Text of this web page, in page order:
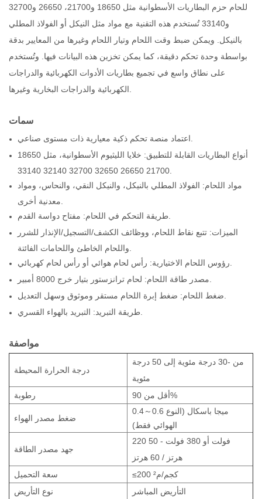
للحام حزم البطاريات الأسطوانية مثل 18650 و21700،
26650 و32700
و33140
تُستخدم هذه التقنية مع مواد مثل النيكل أو الفولاذ المطلي
بالنيكل. ويمكن ضبط وقت اللحام وتيار اللحام وغيرها من المعايير بدقة
بواسطة وحدة تحكم دقيقة، كما يمكن تخزين هذه البيانات فيها. وتُستخدم
على نطاق واسع في تجميع بطاريات الأدوات الكهربائية والدراجات
سمات
أنواع البطاريات القابلة للتطبيق: خلايا الليثيوم الأسطوانية، مثل 18650
مواد اللحام: الفولاذ المطلي بالنيكل، والنيكل النقي، والنحاس، ومواد
الميزات: تتبع نقاط اللحام، ووظائف الكشف/التسجيل/الإنذار للشرر
مواصفة
درجة الحرارة المحيطة
من -30 درجة مئوية إلى 50 درجة
مئوية
رطوبة
أقل من 90%
ضغط مصدر الهواء
0.4～0.6 ميجا باسكال (النوع
الهوائي فقط)
جهد مصدر الطاقة
220 فولت أو 380 فولت - 50
هرتز / 60 هرتز
سعة التحميل
≤200 كجم/م²
نوع التأريض
التأريض المباشر